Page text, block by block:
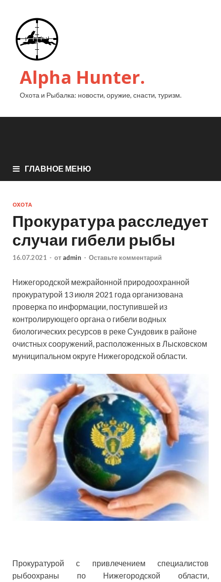
Alpha Hunter.
Охота и Рыбалка: новости, оружие, снасти, туризм.
ГЛАВНОЕ МЕНЮ
ОХОТА
Прокуратура расследует
случаи гибели рыбы
16.07.2021 - от admin - Оставьте комментарий
Нижегородской межрайонной природоохранной
прокуратурой 13 июля 2021 года организована
проверка по информации, поступившей из
контролирующего органа о гибели водных
биологических ресурсов в реке Сундовик в районе
очистных сооружений, расположенных в Лысковском
муниципальном округе Нижегородской области.
Прокуратурой с привлечением специалистов
рыбоохраны по Нижегородской области,